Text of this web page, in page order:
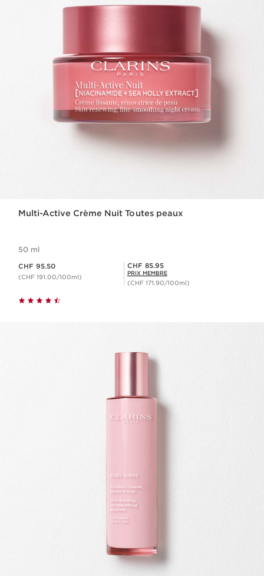
Multi-Active Crème Nuit Toutes peaux
50 ml
CHF 95.50
(CHF 191.00/100ml)
Prix Sérénité CHF 85.95
CHF 85.95
PRIX MEMBRE
(CHF 171.90/100ml)